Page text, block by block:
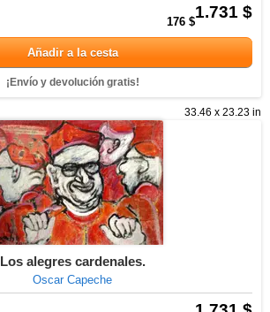
1.731 $
176 $
Añadir a la cesta
¡Envío y devolución gratis!
33.46 x 23.23 in
Los alegres cardenales.
Oscar Capeche